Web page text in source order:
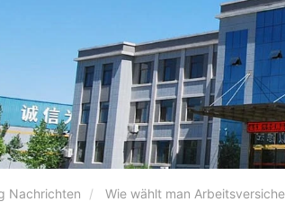
Nachrichten Wie wählt man